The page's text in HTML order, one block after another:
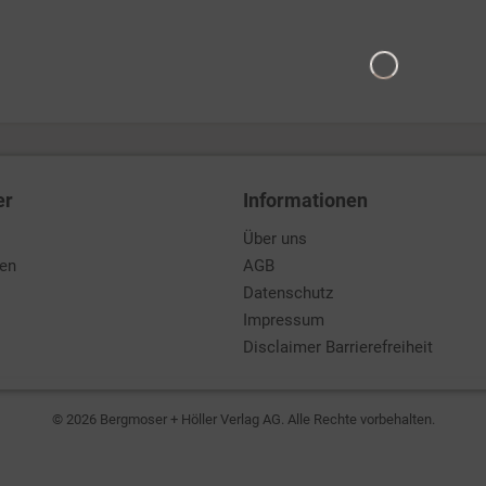
Informationen
Über uns
AGB
Datenschutz
Impressum
Disclaimer Barrierefreiheit
© 2026 Bergmoser + Höller Verlag AG. Alle Rechte vorbehalten.